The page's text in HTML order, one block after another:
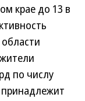
крае до 13 в
по числу